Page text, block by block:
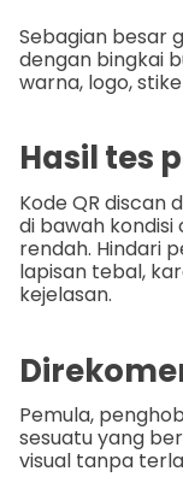
Sebagian besar
dengan bingkai
warna, logo,
Hasil tes
Kode QR discan
di bawah
rendah. Hindari
lapisan tebal,
kejelasan.
Pemula,
sesuatu yang
visual tanpa